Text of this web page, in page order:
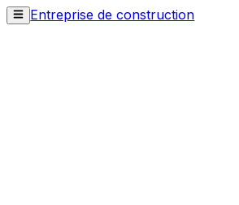
Entreprise de construction